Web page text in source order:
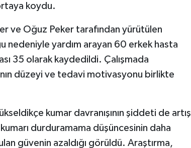
koydu.
ve Oğuz Peker tarafından yürütülen
nedeniyle yardım arayan 60 erkek hasta
35 olarak kaydedildi. Çalışmada
düzeyi ve tedavi motivasyonu birlikte
kumar davranışının şiddeti de artış
durduramama düşüncesinin daha
güvenin azaldığı görüldü. Araştırma,